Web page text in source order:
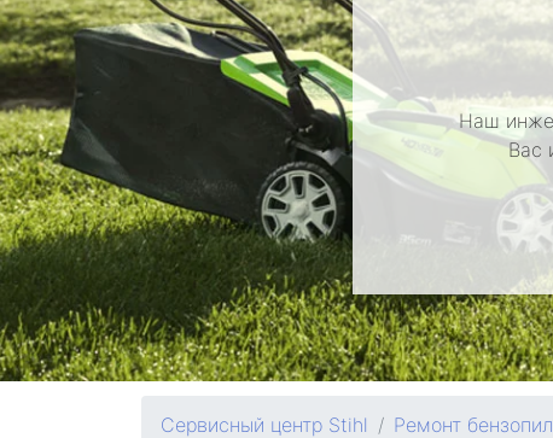
Наш
Вас
Сервисный центр Stihl Ремонт бензопил